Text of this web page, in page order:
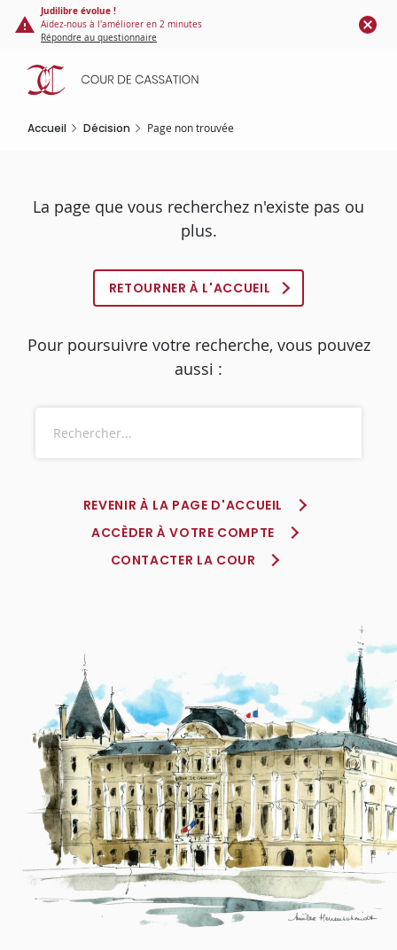
Panneau de gestion des cookies
contenu
principal
Judilibre évolue !
Aidez-nous à l'améliorer en 2 minutes
Répondre au questionnaire
Accueil Décision Page non trouvée
La page que vous recherchez n'existe pas ou
plus.
RETOURNER À L'ACCUEIL
Pour poursuivre votre recherche, vous pouvez
aussi :
REVENIR À LA PAGE D'ACCUEIL
ACCÈDER À VOTRE COMPTE
CONTACTER LA COUR